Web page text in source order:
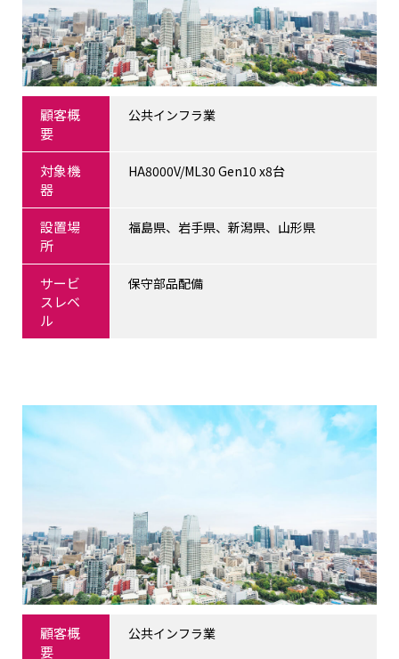
顧客概
要
公共インフラ業
対象機
器
HA8000V/ML30 Gen10 x8台
設置場
所
福島県、岩手県、新潟県、山形県
サービ
スレベ
ル
保守部品配備
顧客概
要
公共インフラ業